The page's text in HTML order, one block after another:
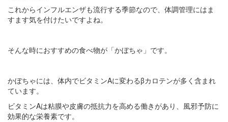
これからインフルエンザも流行する季節なので、体調管理にはま
すます気を付けたいですよね。
そんな時におすすめの食べ物が「かぼちゃ」です。
かぼちゃには、体内でビタミンAに変わるβカロテンが多く含まれ
ています。
ビタミンAは粘膜や皮膚の抵抗力を高める働きがあり、風邪予防に
効果的な栄養素です。